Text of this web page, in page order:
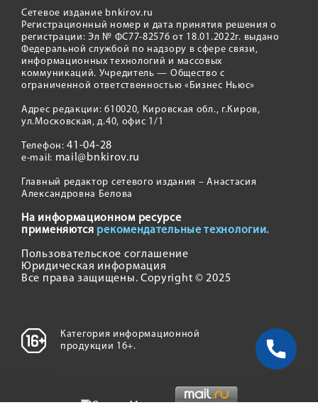
Сетевое издание bnkirov.ru
Регистрационный номер и дата принятия решения о
регистрации: Эл № ФС77-82576 от 18.01.2022г. выдано
Федеральной службой по надзору в сфере связи,
информационных технологий и массовых
коммуникаций. Учредитель — Общество с
ограниченной ответственностью «Бизнес Ньюс»
Адрес редакции: 610020, Кировская обл., г.Киров,
ул.Московская, д.40, офис 1/1
Телефон:41-04-28
e-mail: mail@bnkirov.ru
Главный редактор сетевого издания – Анастасия
Александровна Белова
На информационном ресурсе
применяются рекомендательные технологии.
Пользовательское соглашение
Юридическая информация
Все права защищены. Copyright © 2025
Категория информационной
продукции 16+.